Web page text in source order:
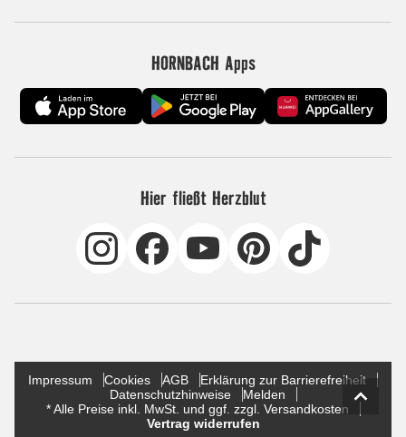
HORNBACH Apps
Hier fließt Herzblut
Impressum Cookies AGB
Erklärung zur Barrierefreiheit
Datenschutzhinweise
Melden
* Alle Preise inkl. MwSt. und ggf. zzgl. Versandkosten
Vertrag widerrufen